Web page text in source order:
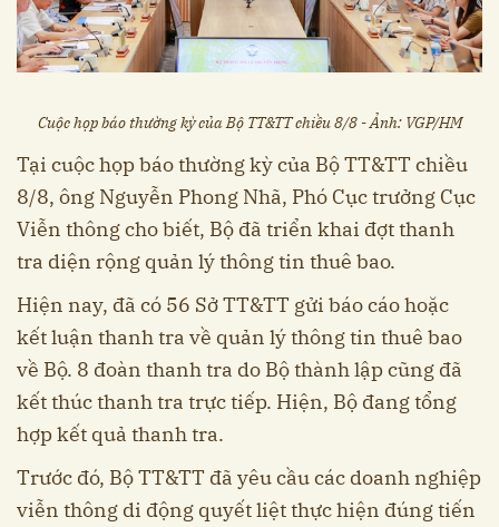
Cuộc họp báo thường kỳ của Bộ TT&TT chiều 8/8 - Ảnh: VGP/HM
Tại cuộc họp báo thường kỳ của Bộ TT&TT chiều
8/8, ông Nguyễn Phong Nhã, Phó Cục trưởng Cục
Viễn thông cho biết, Bộ đã triển khai đợt thanh
tra diện rộng quản lý thông tin thuê bao.
Hiện nay, đã có 56 Sở TT&TT gửi báo cáo hoặc
kết luận thanh tra về quản lý thông tin thuê bao
về Bộ. 8 đoàn thanh tra do Bộ thành lập cũng đã
kết thúc thanh tra trực tiếp. Hiện, Bộ đang tổng
hợp kết quả thanh tra.
Trước đó, Bộ TT&TT đã yêu cầu các doanh nghiệp
viễn thông di động quyết liệt thực hiện đúng tiến